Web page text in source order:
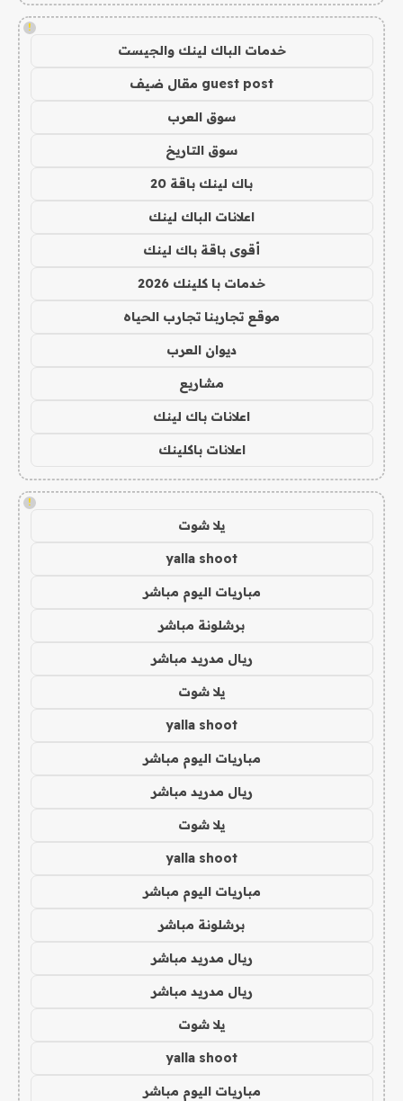
!
خدمات الباك لينك والجيست
guest post مقال ضيف
سوق العرب
سوق التاريخ
باك لينك باقة 20
اعلانات الباك لينك
أقوى باقة باك لينك
خدمات با كلينك 2026
موقع تجاربنا تجارب الحياه
ديوان العرب
مشاريع
اعلانات باك لينك
اعلانات باكلينك
!
يلا شوت
yalla shoot
مباريات اليوم مباشر
برشلونة مباشر
ريال مدريد مباشر
يلا شوت
yalla shoot
مباريات اليوم مباشر
ريال مدريد مباشر
يلا شوت
yalla shoot
مباريات اليوم مباشر
برشلونة مباشر
ريال مدريد مباشر
ريال مدريد مباشر
يلا شوت
yalla shoot
مباريات اليوم مباشر